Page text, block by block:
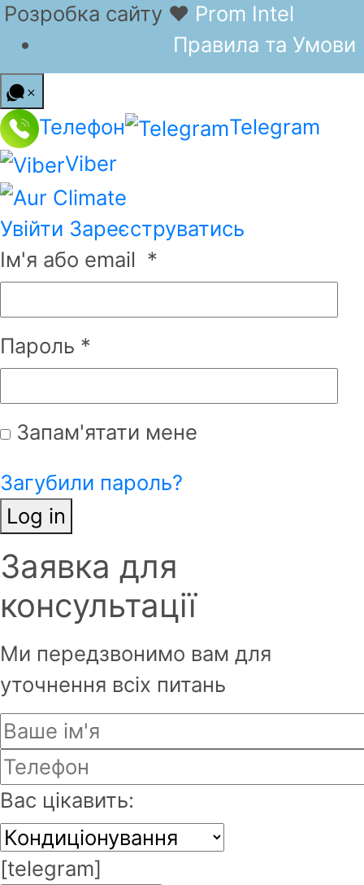
Розробка сайту ❤ Prom Intel
Правила та Умови
Телефон
Telegram
Viber
Увійти Зареєструватись
Ім'я або email *
Пароль *
Запам'ятати мене
Загубили пароль?
Log in
Ім'я*
Фамілія*
Email *
Пароль буде надісланий на Ваш
email.
Заявка для
консультації
Ми передзвонимо вам для
уточнення всіх питань
Вас цікавить:
[telegram]